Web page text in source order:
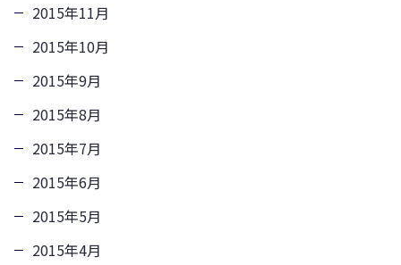
2015年11月
2015年10月
2015年9月
2015年8月
2015年7月
2015年6月
2015年5月
2015年4月